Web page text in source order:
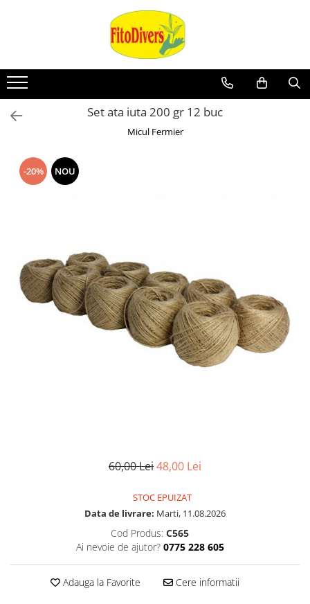
Set ata iuta 200 gr 12 buc
Micul Fermier
-20% NOU
60,00 Lei48,00 Lei
STOC EPUIZAT
Data de livrare: Marti, 11.08.2026
Cod Produs: C565
Ai nevoie de ajutor? 0775 228 605
Adauga la Favorite Cere informatii